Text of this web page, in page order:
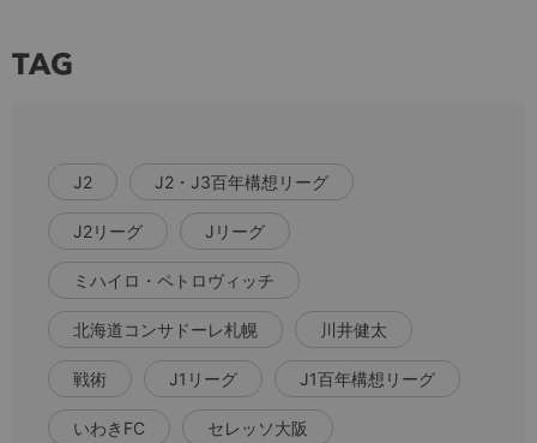
TAG
J2 J2・J3百年構想リーグ
J2リーグ Jリーグ
ミハイロ・ペトロヴィッチ
北海道コンサドーレ札幌 川井健太
戦術 J1リーグ J1百年構想リーグ
いわきFC セレッソ大阪